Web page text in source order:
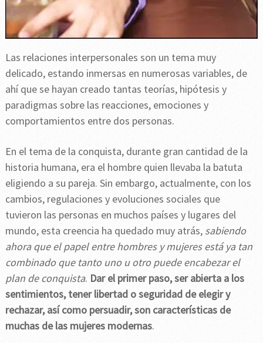
Las relaciones interpersonales son un tema muy
delicado, estando inmersas en numerosas variables, de
ahí que se hayan creado tantas teorías, hipótesis y
paradigmas sobre las reacciones, emociones y
comportamientos entre dos personas.
En el tema de la conquista, durante gran cantidad de la
historia humana, era el hombre quien llevaba la batuta
eligiendo a su pareja. Sin embargo, actualmente, con los
cambios, regulaciones y evoluciones sociales que
tuvieron las personas en muchos países y lugares del
mundo, esta creencia ha quedado muy atrás, sabiendo
ahora que el papel entre hombres y mujeres está ya tan
combinado que tanto uno u otro puede encabezar el
plan de conquista. Dar el primer paso, ser abierta a los
sentimientos, tener libertad o seguridad de elegir y
rechazar, así como persuadir, son características de
muchas de las mujeres modernas.